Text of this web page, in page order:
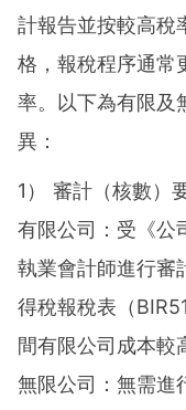
計報告並按較高稅
格，報稅程序通常
率。以下為有限及
異：
1） 審計（核數）
有限公司：受《公
執業會計師進行審
得稅報稅表（
間有限公司成本較
無限公司：無需進